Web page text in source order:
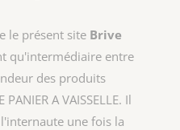
le présent site Brive
qu'intermédiaire entre
des produits
PANIER A VAISSELLE. Il
une fois la